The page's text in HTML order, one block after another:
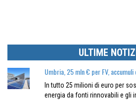
ULTIME
Umbria, 25 mln € per FV,
In tutto 25 milioni di euro per
energia da fonti rinnovabili e gli